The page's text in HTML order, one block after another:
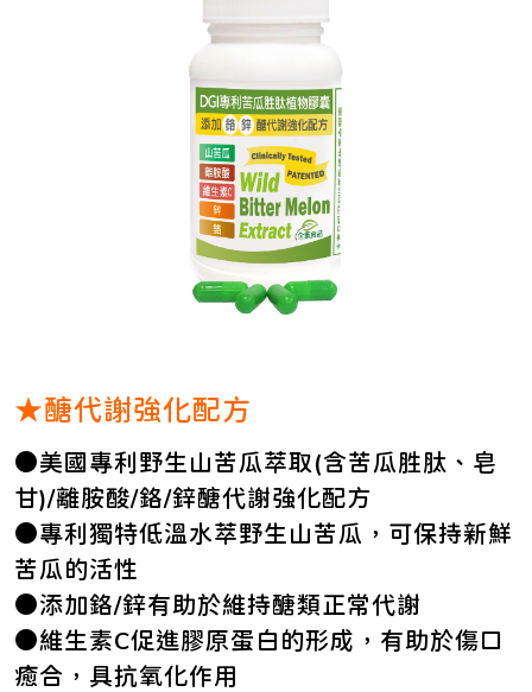
★醣代謝強化配方
●美國專利野生山苦瓜萃取(含苦瓜胜肽、皂
甘)/離胺酸/鉻/鋅醣代謝強化配方
●專利獨特低溫水萃野生山苦瓜，可保持新鮮
苦瓜的活性
●添加鉻/鋅有助於維持醣類正常代謝
●維生素C促進膠原蛋白的形成，有助於傷口
癒合，具抗氧化作用